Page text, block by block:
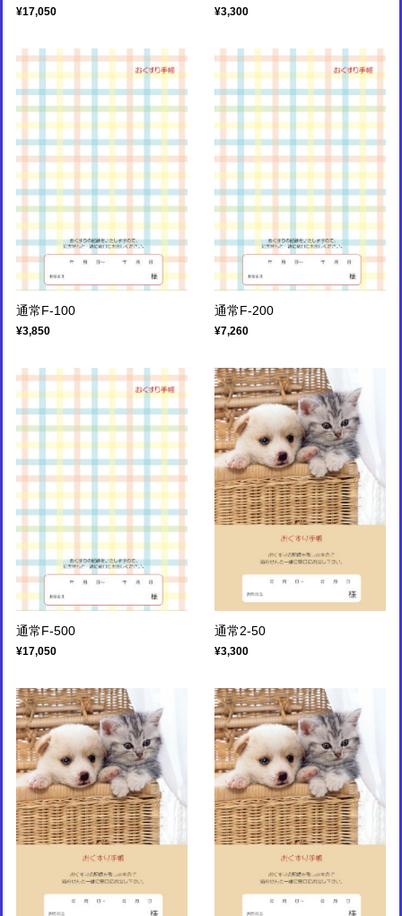
¥17,050 ¥3,300
通常F-100
¥3,850
通常F-200
¥7,260
通常F-500
¥17,050
通常2-50
¥3,300